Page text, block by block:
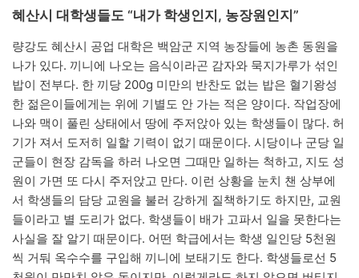
혜산시 대학생들도 “내가 학생인지, 농장원인지”
량강도 혜산시 공업 대학은 백암군 지역 농장들에 농촌 동원을
나가 있다. 끼니에 나오는 음식이라곤 감자와 묵지가루가 섞인
밥이 전부다. 한 끼당 200g 미만의 반찬도 없는 밥은 혈기왕성
한 젊은이들에게는 위에 기별도 안 가는 적은 양이다. 작업장에
나와 맥이 풀린 상태에서 땅에 주저앉아 있는 학생들이 많다. 허
기가 져서 도저히 일할 기력이 없기 때문이다. 시당이나 군당 일
군들이 현장 감독을 하러 나오면 그때만 일하는 척하고, 지도 성
원이 가면 또 다시 주저앉고 만다. 이런 상황을 눈치 챈 상부에
서 학생들의 담당 교원을 불러 강하게 질책하기도 하지만, 교원
들이라고 별 도리가 없다. 학생들이 배가 고파서 일을 못한다는
사실을 잘 알기 때문이다. 어떤 학급에서는 학생 일인당 5천원
씩 거둬 옥수수를 구입해 끼니에 보태기도 한다. 학생들로선 5